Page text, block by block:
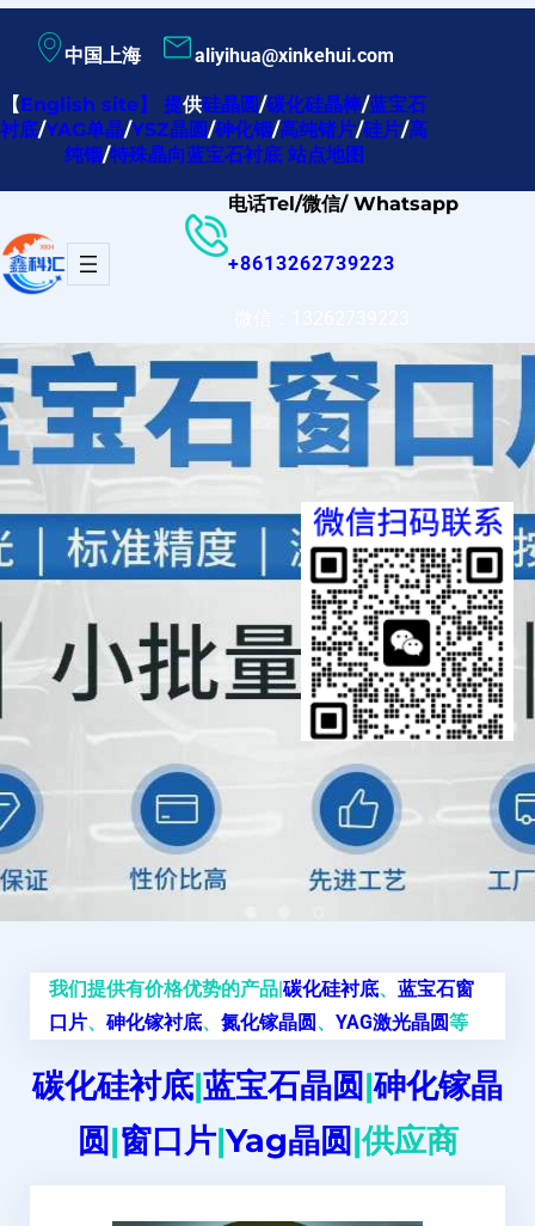
内
容
中国上海 aliyihua@xinkehui.com
【English site】提供硅晶圆/碳化硅晶棒/蓝宝石
衬底/YAG单晶/YSZ晶圆/砷化铟/高纯锗片/硅片/高
纯铟/特殊晶向蓝宝石衬底 站点地图
电话Tel/微信/ Whatsapp
+8613262739223
我们提供有价格优势的产品|碳化硅衬底、 蓝宝石窗
口片、 砷化镓衬底、 氮化镓晶圆、 YAG激光晶圆等
碳化硅衬底|蓝宝石晶圆|砷化镓晶
圆|窗口片|Yag晶圆|供应商